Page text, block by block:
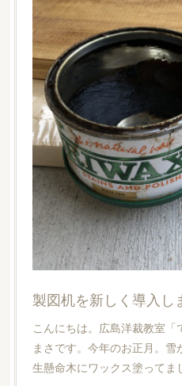
こんにちは。広島洋裁教室
まさです。今年のお正月。
生懸命木にワックス塗ってま